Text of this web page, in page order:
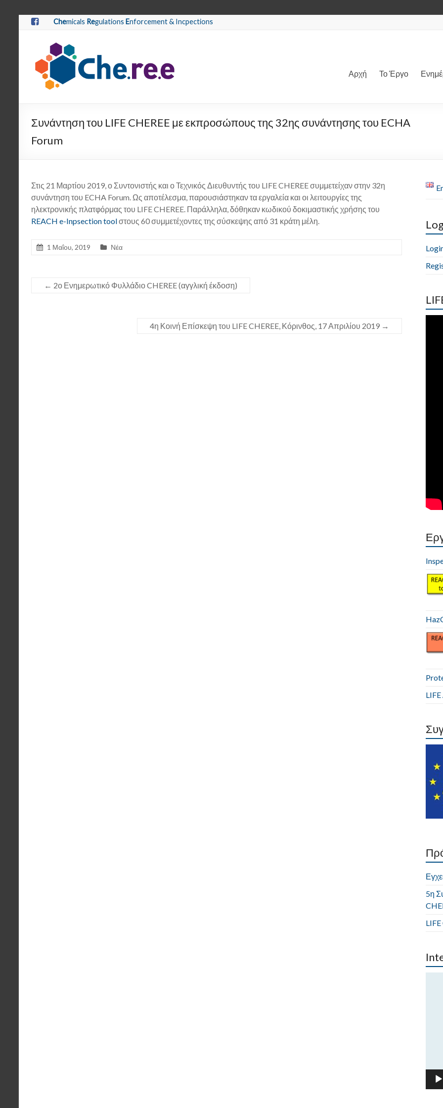
Chemicals Regulations Enforcement & Incpections
Αρχή Το Έργο
Συνάντηση του LIFE CHEREE με εκπροσώπους της 32ης συνάντησης του ECHA
Forum
Στις 21 Μαρτίου 2019, ο Συντονιστής και ο Τεχνικός Διευθυντής του LIFE CHEREE συμμετείχαν στην 32η
συνάντηση του ECHA Forum. Ως αποτέλεσμα, παρουσιάστηκαν τα εργαλεία και οι λειτουργίες της
ηλεκτρονικής πλατφόρμας του LIFE CHEREE. Παράλληλα, δόθηκαν κωδικού δοκιμαστικής χρήσης του
REACH e-Inpsection toolστους 60 συμμετέχοντες της σύσκεψης από 31 κράτη μέλη.
1 Μαΐου, 2019 Νέα
← 2ο Ενημερωτικό Φυλλάδιο CHEREE (αγγλική έκδοση)
4η Κοινή Επίσκεψη του LIFE CHEREE, Κόρινθος, 17 Απριλίου 2019 →
5η